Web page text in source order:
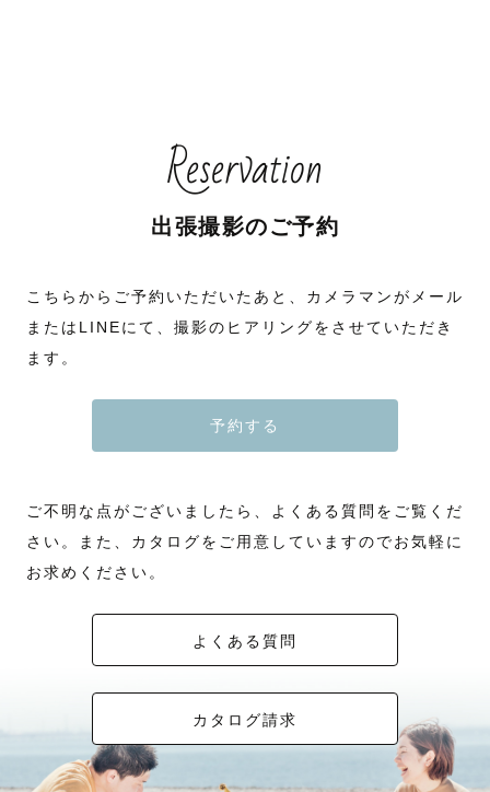
Reservation
出張撮影のご予約
こちらからご予約いただいたあと、カメラマンがメール
またはLINEにて、撮影のヒアリングをさせていただき
ます。
予約する
ご不明な点がございましたら、よくある質問をご覧くだ
さい。また、カタログをご用意していますのでお気軽に
お求めください。
よくある質問
カタログ請求